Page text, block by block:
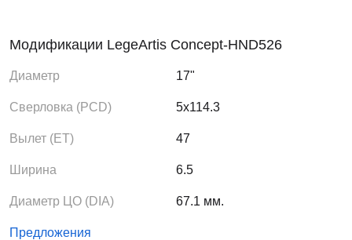
Модификации LegeArtis Concept-HND526
Диаметр 17"
Сверловка (PCD) 5x114.3
Вылет (ЕТ) 47
Ширина 6.5
Диаметр ЦО (DIA) 67.1 мм.
Предложения